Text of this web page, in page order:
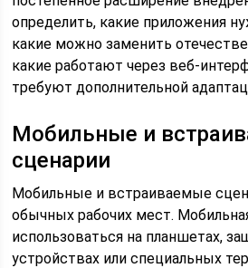
определить, какие приложения
какие можно заменить
какие работают через веб-
требуют дополнительной
Мобильные и
сценарии
Мобильные и встраиваемые
обычных рабочих мест.
использоваться на планшетах,
устройствах или специальных